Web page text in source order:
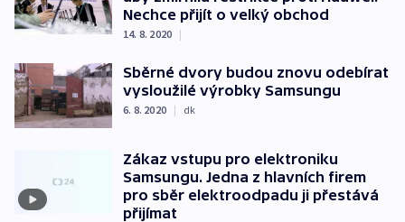
Nechce přijít o velký obchod
14. 8. 2020 |
Sběrné dvory budou znovu odebírat
vysloužilé výrobky Samsungu
6. 8. 2020 | dk
Zákaz vstupu pro elektroniku
Samsungu. Jedna z hlavních firem
pro sběr elektroodpadu ji přestává
přijímat